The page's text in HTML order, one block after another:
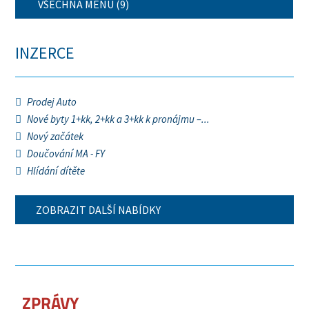
VŠECHNA MENU (9)
INZERCE
Prodej Auto
Nové byty 1+kk, 2+kk a 3+kk k pronájmu –...
Nový začátek
Doučování MA - FY
Hlídání dítěte
ZOBRAZIT DALŠÍ NABÍDKY
ZPRÁVY